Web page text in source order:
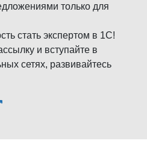
только для
стать экспертом в 1С!
и вступайте в
сетях, развивайтесь